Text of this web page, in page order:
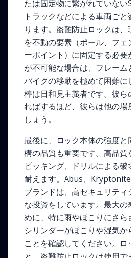
たは固定物に繋がれていない
トラックなどによる車両ご
ります。盗難防止ロックは、
を不動の要素（ポール、フェ
ーポイント）に固定する必要
が不可能な場合は、フレーム
バイクの移動を極めて困難に
棒は日和見主義者です。彼ら
ればするほど、彼らは他の場
しょう。
最後に、ロック本体の強度と
構の品質も重要です。高品質
ピッキング、ドリルによる
耐えます。Abus、
ブランドは、高セキュリティ
な投資をしています。最大の
めに、特に雨やほこりにさら
シリンダーがほこりや湿気か
ことを確認してください。ロ